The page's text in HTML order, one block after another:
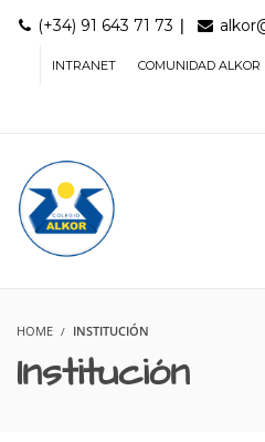
(+34) 91 643 71 73 |
INTRANET COMUNIDAD ALKOR
HOME INSTITUCIÓN
Institución